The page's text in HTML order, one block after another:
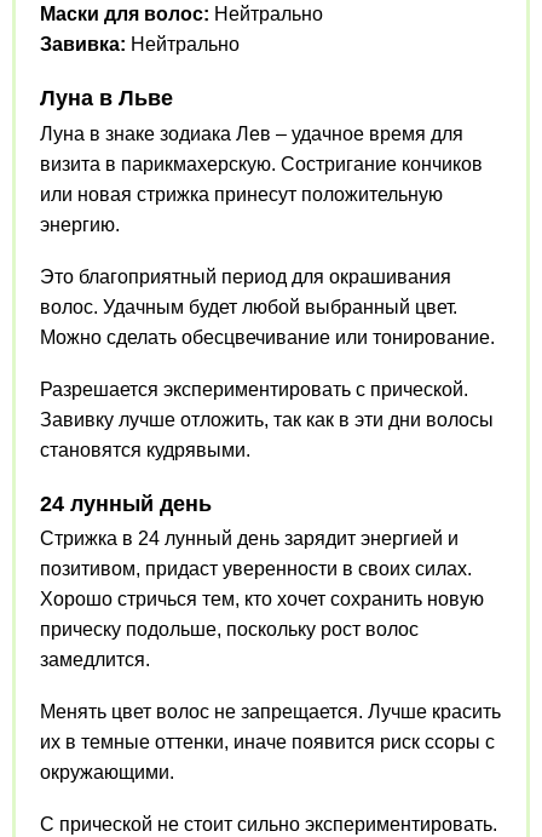
Маски для волос: Нейтрально
Завивка: Нейтрально
Луна в Льве
Луна в знаке зодиака Лев – удачное время для
визита в парикмахерскую. Состригание кончиков
или новая стрижка принесут положительную
энергию.
Это благоприятный период для окрашивания
волос. Удачным будет любой выбранный цвет.
Можно сделать обесцвечивание или тонирование.
Разрешается экспериментировать с прической.
Завивку лучше отложить, так как в эти дни волосы
становятся кудрявыми.
24 лунный день
Стрижка в 24 лунный день зарядит энергией и
позитивом, придаст уверенности в своих силах.
Хорошо стричься тем, кто хочет сохранить новую
прическу подольше, поскольку рост волос
замедлится.
Менять цвет волос не запрещается. Лучше красить
их в темные оттенки, иначе появится риск ссоры с
окружающими.
С прической не стоит сильно экспериментировать.